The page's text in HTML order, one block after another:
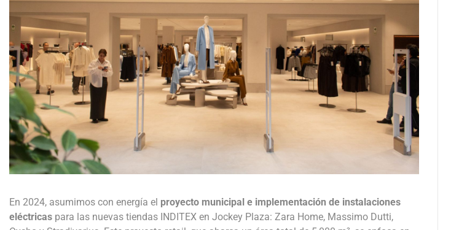
En 2024, asumimos con energía el proyecto municipal e implementación de instalaciones
eléctricas para las nuevas tiendas INDITEX en Jockey Plaza: Zara Home, Massimo Dutti,